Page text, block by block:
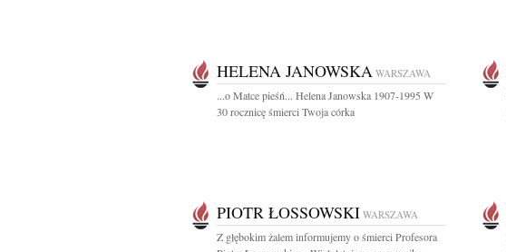
HELENA JANOWSKA WARSZAWA
...o Matce pieśń... Helena Janowska 1907-1995 W
30 rocznicę śmierci Twoja córka
PIOTR ŁOSSOWSKI WARSZAWA
Z głębokim żalem informujemy o śmierci Profesora